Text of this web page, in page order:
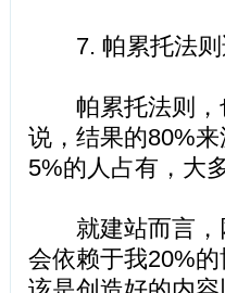
7. 帕累托法则
帕累托法则，
说，结果的80%
5%的人占有，大
就建站而言，
会依赖于我20%